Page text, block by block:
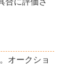
オークショ